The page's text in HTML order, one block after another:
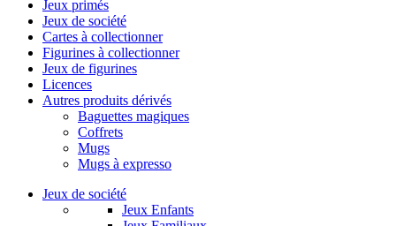
Jeux primés
Jeux de société
Cartes à collectionner
Figurines à collectionner
Jeux de figurines
Licences
Autres produits dérivés
Baguettes magiques
Coffrets
Mugs
Mugs à expresso
Jeux de société
Jeux Enfants